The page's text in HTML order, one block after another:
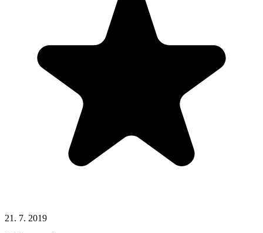
21. 7. 2019